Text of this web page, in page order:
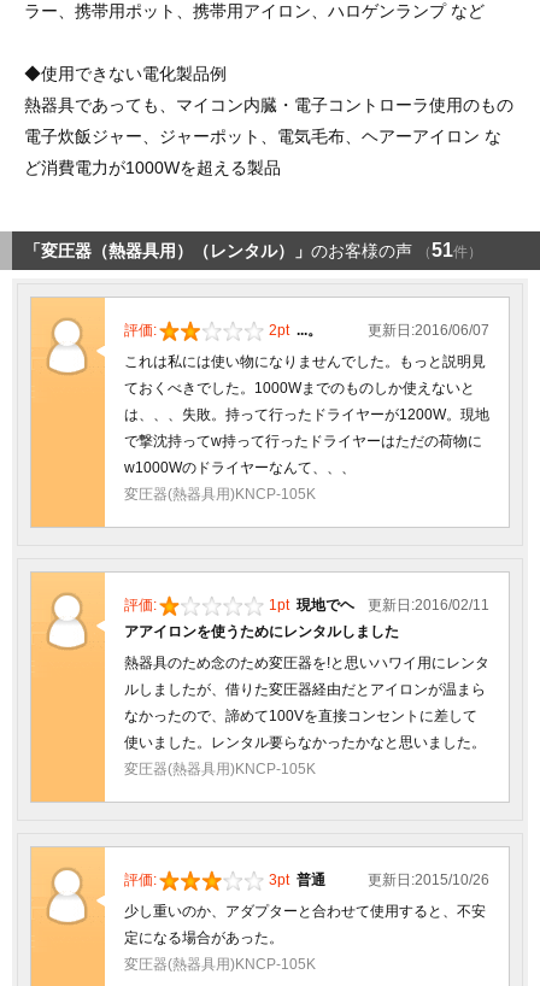
ラー、携帯用ポット、携帯用アイロン、ハロゲンランプ など
◆使用できない電化製品例
熱器具であっても、マイコン内臓・電子コントローラ使用のもの
電子炊飯ジャー、ジャーポット、電気毛布、ヘアーアイロン な
ど消費電力が1000Wを超える製品
「変圧器（熱器具用）（レンタル）」 のお客様の声 （51件）
更新日:2016/06/07
評価: 2pt ...。
これは私には使い物になりませんでした。もっと説明見
ておくべきでした。1000Wまでのものしか使えないと
は、、、失敗。持って行ったドライヤーが1200W。現地
で撃沈持ってw持って行ったドライヤーはただの荷物に
w1000Wのドライヤーなんて、、、
変圧器(熱器具用)KNCP-105K
更新日:2016/02/11
評価: 1pt 現地でヘ
アアイロンを使うためにレンタルしました
熱器具のため念のため変圧器を!と思いハワイ用にレンタ
ルしましたが、借りた変圧器経由だとアイロンが温まら
なかったので、諦めて100Vを直接コンセントに差して
使いました。レンタル要らなかったかなと思いました。
変圧器(熱器具用)KNCP-105K
更新日:2015/10/26
評価: 3pt 普通
少し重いのか、アダプターと合わせて使用すると、不安
定になる場合があった。
変圧器(熱器具用)KNCP-105K